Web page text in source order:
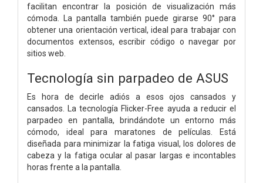
facilitan encontrar la posición de visualización más
cómoda. La pantalla también puede girarse 90° para
obtener una orientación vertical, ideal para trabajar con
documentos extensos, escribir código o navegar por
sitios web.
Tecnología sin parpadeo de ASUS
Es hora de decirle adiós a esos ojos cansados ​​y
cansados. La tecnología Flicker-Free ayuda a reducir el
parpadeo en pantalla, brindándote un entorno más
cómodo, ideal para maratones de películas. Está
diseñada para minimizar la fatiga visual, los dolores de
cabeza y la fatiga ocular al pasar largas e incontables
horas frente a la pantalla.